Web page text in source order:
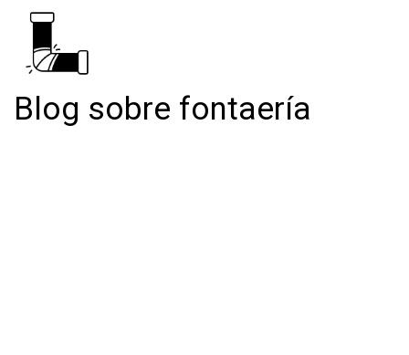
Blog sobre fontaería